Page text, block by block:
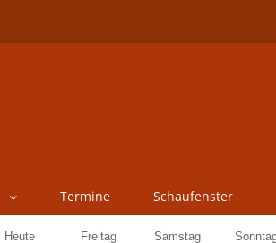
Termine Schaufenster